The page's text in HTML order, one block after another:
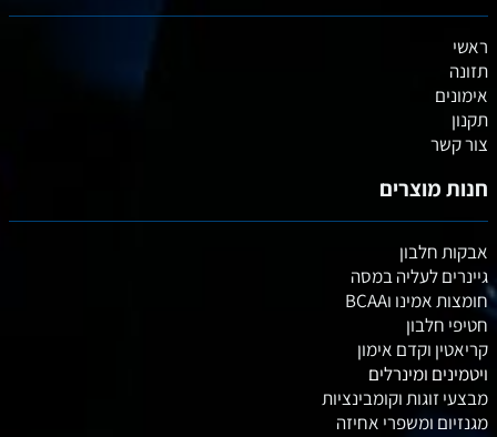
ראשי
תזונה
אימונים
תקנון
צור קשר
חנות מוצרים
אבקות חלבון
גיינרים לעליה במסה
חומצות אמינו וBCAA
חטיפי חלבון
קריאטין וקדם אימון
ויטמינים ומינרלים
מבצעי זוגות וקומבינציות
מגנזיום ומשפרי אחיזה